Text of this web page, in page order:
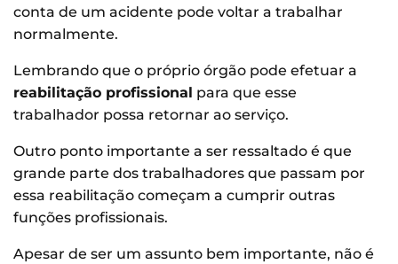
conta de um acidente pode voltar a trabalhar
normalmente.
Lembrando que o próprio órgão pode efetuar a
reabilitação profissional para que esse
trabalhador possa retornar ao serviço.
Outro ponto importante a ser ressaltado é que
grande parte dos trabalhadores que passam por
essa reabilitação começam a cumprir outras
funções profissionais.
Apesar de ser um assunto bem importante, não é